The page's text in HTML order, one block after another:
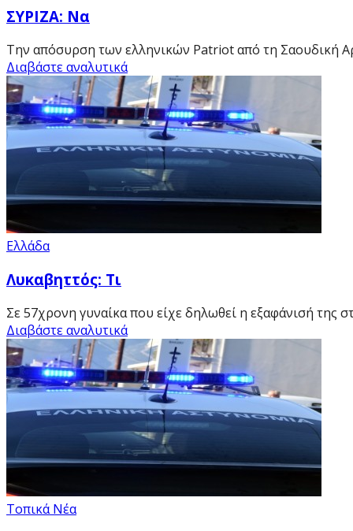
ΣΥΡΙΖΑ: Να
Την απόσυρση των ελληνικών Patriot από τη Σαουδική
Διαβάστε αναλυτικά
Ελλάδα
Λυκαβηττός: Τι
Σε 57χρονη γυναίκα που είχε δηλωθεί η εξαφάνισή της
Διαβάστε αναλυτικά
Τοπικά Νέα